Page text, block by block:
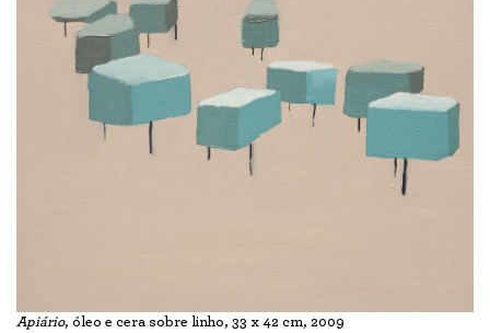
Apiário, óleo e cera sobre linho, 33 x 42 cm, 2009